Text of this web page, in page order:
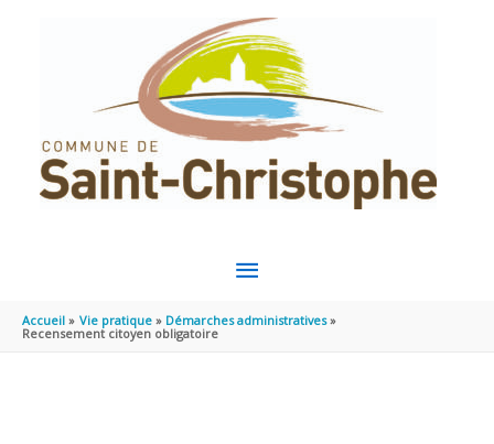
MENU
PRINCIPAL
Accueil Vie pratique
Démarches administratives
Recensement citoyen obligatoire